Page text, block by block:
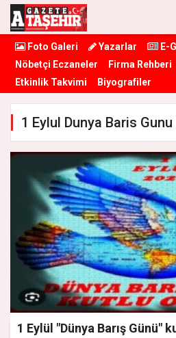
Foto Galeri Yazarlar E-
Nöbetçi Eczaneler
Firma Rehberi
Etkinlik Takvimi
Biyografiler
1 Eylul Dunya Baris
1 Eylül "Dünya Barış Günü"